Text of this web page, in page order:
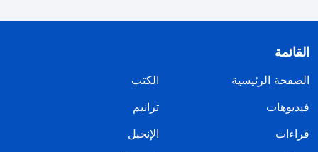
القائمة
الصفحة الرئيسية
الكتب
فيديوهات
ترانيم
قراءات
الإنجيل